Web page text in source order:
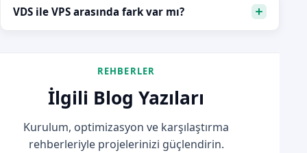
VDS ile VPS arasında fark var mı?
REHBERLER
İlgili Blog Yazıları
Kurulum, optimizasyon ve karşılaştırma
rehberleriyle projelerinizi güçlendirin.